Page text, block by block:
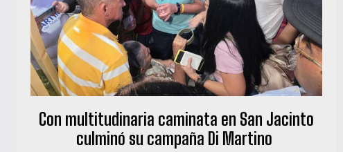
Con multitudinaria caminata en San Jacinto
culminó su campaña Di Martino